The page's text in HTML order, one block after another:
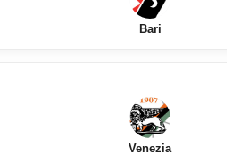
Bari
Venezia